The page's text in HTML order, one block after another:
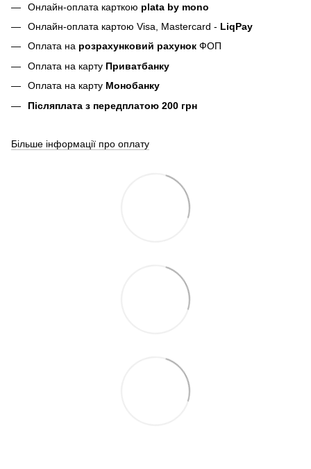
Онлайн-оплата карткою plata by mono
Онлайн-оплата картою Visa, Mastercard - LiqPay
Оплата на розрахунковий рахунок ФОП
Оплата на карту Приватбанку
Оплата на карту Монобанку
Післяплата з передплатою 200 грн
Більше інформації про оплату